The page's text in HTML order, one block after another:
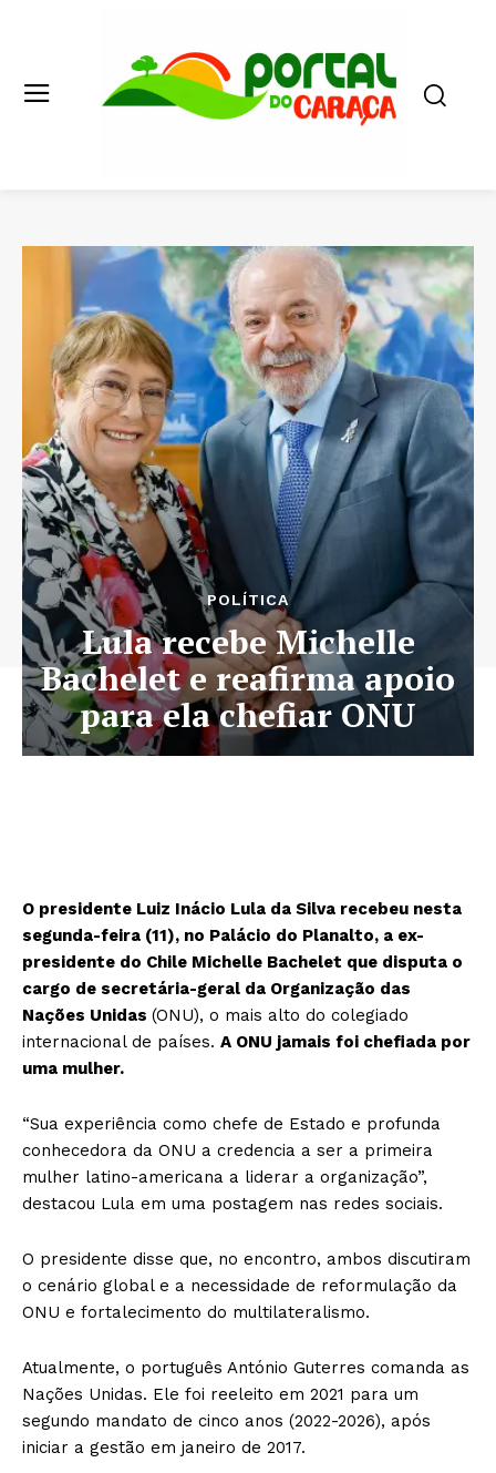
POLÍTICA
Lula recebe Michelle
Bachelet e reafirma apoio
para ela chefiar ONU
O presidente Luiz Inácio Lula da Silva recebeu nesta
segunda-feira (11), no Palácio do Planalto, a ex-
presidente do Chile Michelle Bachelet que disputa o
cargo de secretária-geral da Organização das
Nações Unidas (ONU), o mais alto do colegiado
internacional de países. A ONU jamais foi chefiada por
uma mulher.
“Sua experiência como chefe de Estado e profunda
conhecedora da ONU a credencia a ser a primeira
mulher latino-americana a liderar a organização”,
destacou Lula em uma postagem nas redes sociais.
O presidente disse que, no encontro, ambos discutiram
o cenário global e a necessidade de reformulação da
ONU e fortalecimento do multilateralismo.
Atualmente, o português António Guterres comanda as
Nações Unidas. Ele foi reeleito em 2021 para um
segundo mandato de cinco anos (2022-2026), após
iniciar a gestão em janeiro de 2017.